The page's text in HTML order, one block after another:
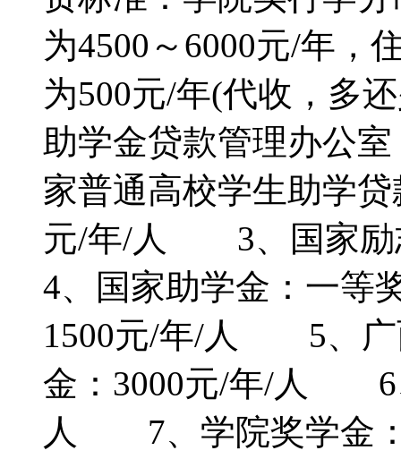
为4500～6000元/年，
为500元/年(代收，
助学金贷款管理办公
家普通高校学生助学
元/年/人 3、国家
4、国家助学金：一等
1500元/年/人 5、广
金：3000元/年/人 6
人 7、学院奖学金：